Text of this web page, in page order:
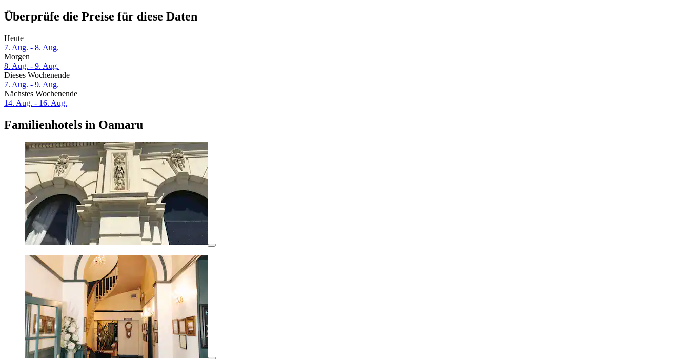
Überprüfe die Preise für diese Daten
Heute
7. Aug. - 8. Aug.
Morgen
8. Aug. - 9. Aug.
Dieses Wochenende
7. Aug. - 9. Aug.
Nächstes Wochenende
14. Aug. - 16. Aug.
Familienhotels in Oamaru